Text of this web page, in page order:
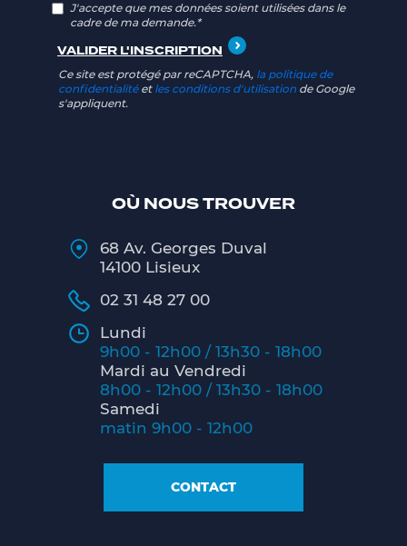
OÙ NOUS TROUVER
68 Av. Georges Duval
14100 Lisieux
02 31 48 27 00
Lundi
9h00 - 12h00 / 13h30 - 18h00
Mardi au Vendredi
8h00 - 12h00 / 13h30 - 18h00
Samedi
matin 9h00 - 12h00
CONTACT
J'accepte que mes données soient utilisées dans le
cadre de ma demande.*
Ce site est protégé par reCAPTCHA, la politique de
confidentialitéet les conditions d'utilisation de Google
s'appliquent.